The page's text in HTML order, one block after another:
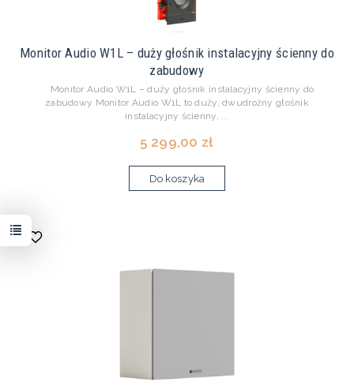
Monitor Audio W1L – duży głośnik instalacyjny ścienny do
zabudowy
Monitor Audio W1L – duży głośnik instalacyjny ścienny do
zabudowy Monitor Audio W1L to duży, dwudrożny głośnik
instalacyjny ścienny, ...
5 299,00 zł
Do koszyka